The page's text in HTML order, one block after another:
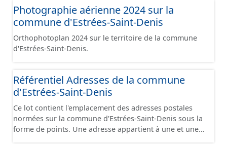
Photographie aérienne 2024 sur la
commune d'Estrées-Saint-Denis
Orthophotoplan 2024 sur le territoire de la commune
d'Estrées-Saint-Denis.
Référentiel Adresses de la commune
d'Estrées-Saint-Denis
Ce lot contient l'emplacement des adresses postales
normées sur la commune d'Estrées-Saint-Denis sous la
forme de points. Une adresse appartient à une et une